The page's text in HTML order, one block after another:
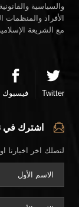
والسياسية
الأفراد
مع الشريعة
Twitter فيسبوك
اشترك في
لتصلك اخر اخبارنا